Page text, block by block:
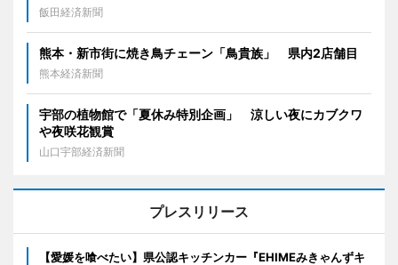
飯田経済新聞
熊本・新市街に焼き鳥チェーン「鳥貴族」 県内2店舗目
熊本経済新聞
宇部の植物館で「夏休み特別企画」 涼しい夜にカブクワ
や夜咲花観賞
山口宇部経済新聞
プレスリリース
【愛媛を喰べたい】県公認キッチンカー『EHIMEみきゃんずキ